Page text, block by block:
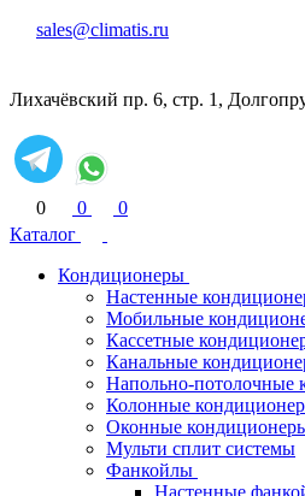
sales@climatis.ru
Лихачёвский пр. 6, стр. 1,
0 0
0
Каталог
Кондиционеры
Настенные
Мобильные
Кассетные
Канальные
Напольно-потолочные
Колонные
Оконные
Мульти сплит системы
Фанкойлы
Настенные